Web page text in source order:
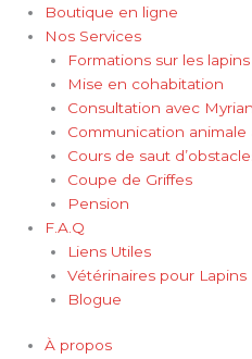
Boutique en ligne
Nos Services
Formations sur les lapins
Mise en cohabitation
Consultation avec
Communication animale
Cours de saut
Coupe de Griffes
Pension
F.A.Q
Liens Utiles
Vétérinaires pour Lapins
Blogue
À propos